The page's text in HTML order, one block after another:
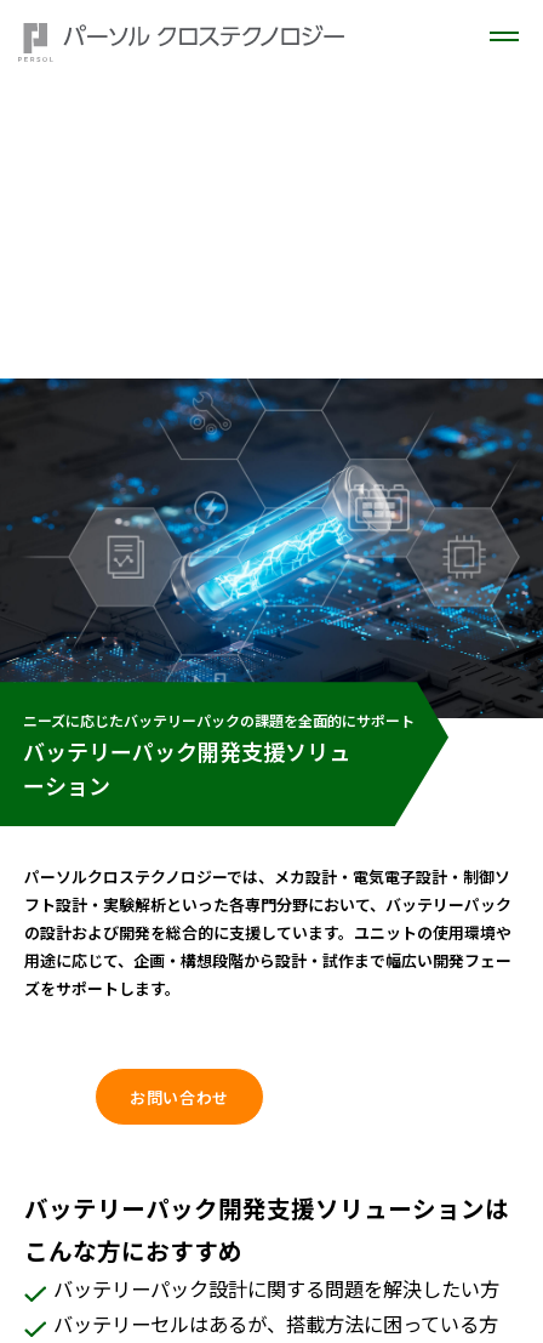
ニーズに応じたバッテリーパックの課題を全面的にサポート
バッテリーパック開発支援ソリュ
ーション
パーソルクロステクノロジーでは、メカ設計・電気電子設計・制御ソ
フト設計・実験解析といった各専門分野において、バッテリーパック
の設計および開発を総合的に支援しています。ユニットの使用環境や
用途に応じて、企画・構想段階から設計・試作まで幅広い開発フェー
ズをサポートします。
お問い合わせ
バッテリーパック開発支援ソリューションは
こんな方におすすめ
バッテリーパック設計に関する問題を解決したい方
バッテリーセルはあるが、搭載方法に困っている方